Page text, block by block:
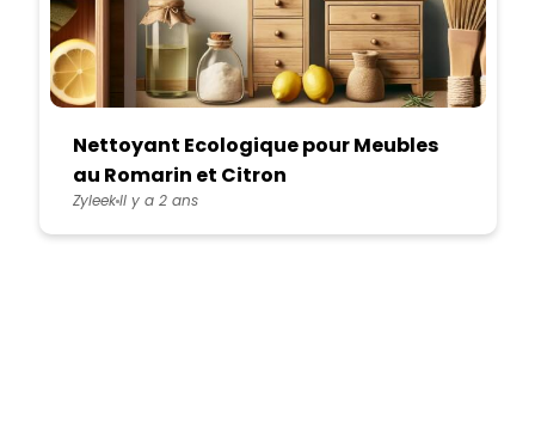
Nettoyant Ecologique pour Meubles
au Romarin et Citron
ZyleekIl y a 2 ans